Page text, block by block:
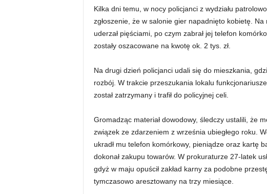
Kilka dni temu, w nocy policjanci z wydziału
zgłoszenie, że w salonie gier napadnięto kobietę.
uderzał pięściami, po czym zabrał jej telefon
zostały oszacowane na kwotę ok. 2 tys. zł.
Na drugi dzień policjanci udali się do mieszkania,
rozbój. W trakcie przeszukania lokalu
został zatrzymany i trafił do policyjnej celi.
Gromadząc materiał dowodowy, śledczy ustalili, że
związek ze zdarzeniem z września ubiegłego roku.
ukradł mu telefon komórkowy, pieniądze oraz kartę
dokonał zakupu towarów. W prokuraturze 27-latek
gdyż w maju opuścił zakład karny za podobne
tymczasowo aresztowany na trzy miesiące.